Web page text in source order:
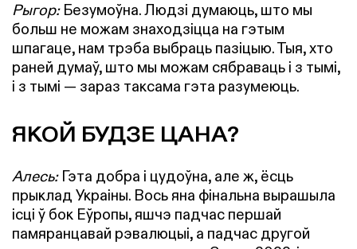
Рыгор:Безумоўна. Людзі думаюць, што мы
больш не можам знаходзіцца на гэтым
шпагаце, нам трэба выбраць пазіцыю. Тыя, хто
раней думаў, што мы можам сябраваць і з тымі,
і з тымі — зараз таксама гэта разумеюць.
ЯКОЙ БУДЗЕ ЦАНА?
Алесь:Гэта добра і цудоўна, але ж, ёсць
прыклад Украіны. Вось яна фінальна вырашыла
ісці ў бок Еўропы, яшчэ падчас першай
памяранцавай рэвалюцыі, а падчас другой